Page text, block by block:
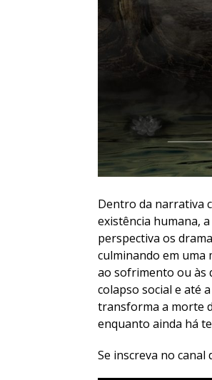
Dentro da narrativa
existência humana,
perspectiva os
culminando em uma
ao sofrimento ou às
colapso social e até
transforma a morte
enquanto ainda há
Se inscreva no